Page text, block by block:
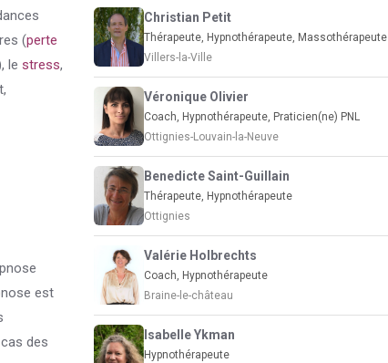
(perte
le stress,
est
des
Christian Petit
Thérapeute, Hypnothérapeute, Massothérapeute
Villers-la-Ville
Véronique Olivier
Coach, Hypnothérapeute, Praticien(ne) PNL
Ottignies-Louvain-la-Neuve
Benedicte Saint-Guillain
Thérapeute, Hypnothérapeute
Ottignies
Valérie Holbrechts
Coach, Hypnothérapeute
Braine-le-château
Isabelle Ykman
Hypnothérapeute